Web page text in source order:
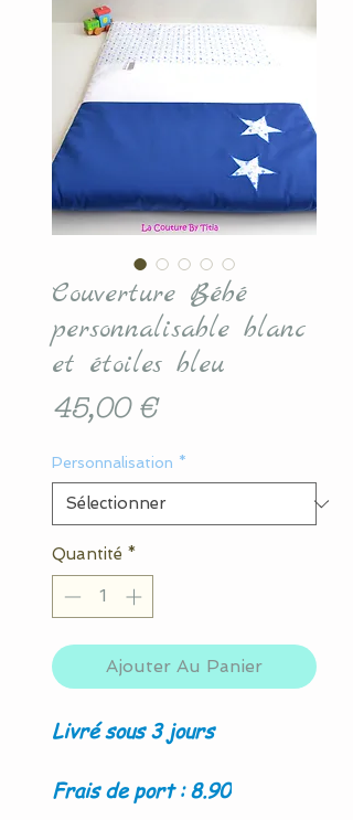
Couverture Bébé
personnalisable blanc
et étoiles bleu
45,00 €Prix
Personnalisation *
Quantité *
Ajouter Au Panier
Livré sous 3 jours
Frais de port : 8.90